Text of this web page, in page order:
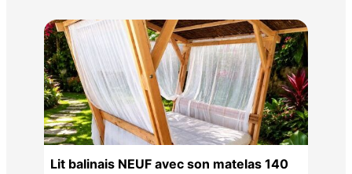
Lit balinais NEUF avec son matelas 140